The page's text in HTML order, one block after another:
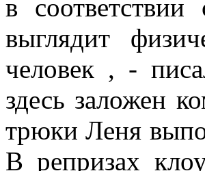
в
выглядит
человек , -
здесь заложен
трюки Леня
В репризах